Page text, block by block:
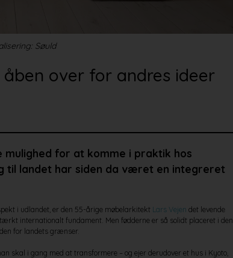
Søuld
over for andres ideer
for at komme i praktik hos
til landet har siden da været en integreret
i udlandet, er den 55-årige møbelarkitekt Lars Vejen det levende
internationalt fundament. Men fødderne er så solidt placeret i den
for landets grænser.
skal i gang med at transformere – og ejer derudover et hus i Kyoto,